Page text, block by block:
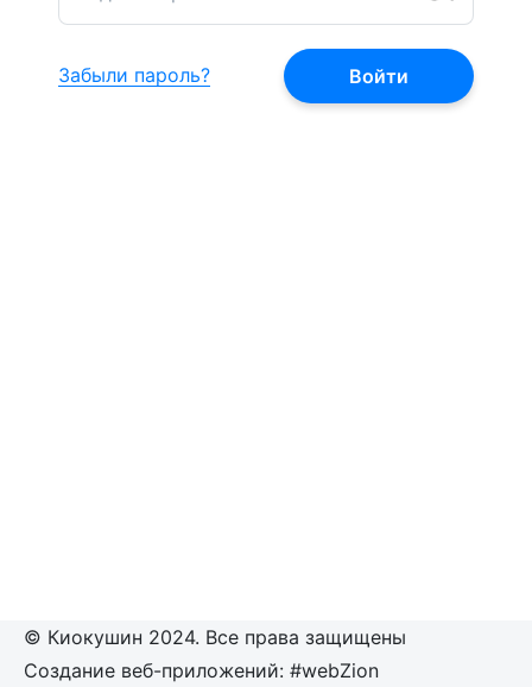
Забыли пароль?
© Киокушин 2024. Все права защищены
Создание веб-приложений: #webZion